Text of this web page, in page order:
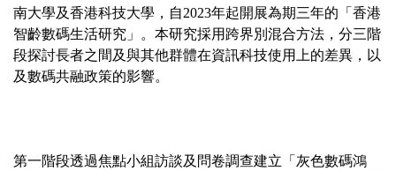
南大學及香港科技大學，自2023年起開展為期三年的「香港
智齡數碼生活研究」。本研究採用跨界別混合方法，分三階
段探討長者之間及與其他群體在資訊科技使用上的差異，以
及數碼共融政策的影響。
第一階段透過焦點小組訪談及問卷調查建立「灰色數碼鴻